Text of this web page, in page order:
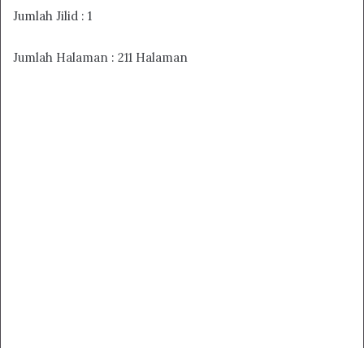
Jumlah Jilid : 1
Jumlah Halaman : 211 Halaman